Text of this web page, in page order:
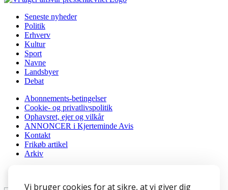
Vi bruger cookies for at sikre, at vi giver dig
Seneste nyheder
Politik
Erhverv
Kultur
Sport
Navne
Landsbyer
Debat
Abonnements-betingelser
Cookie- og privatlivspolitik
Ophavsret, ejer og vilkår
ANNONCER i Kjerteminde Avis
Kontakt
Frikøb artikel
Arkiv